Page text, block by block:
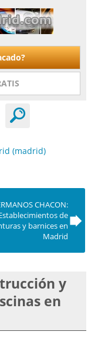
(madrid)
CHACON:
de
y barnices en
Madrid
y
en